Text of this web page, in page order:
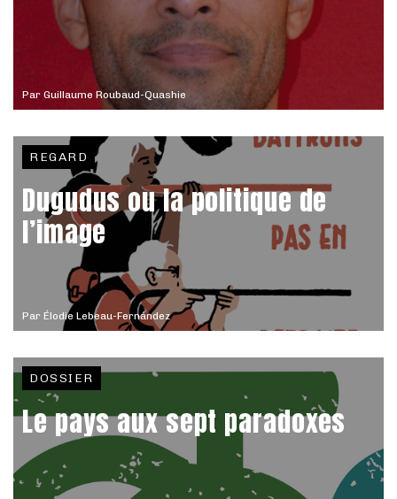
Par Guillaume Roubaud-Quashie
Par Élodie Lebeau-Fernández
REGARD
Dugudus ou la politique de
l’image
DOSSIER
Le pays aux sept paradoxes